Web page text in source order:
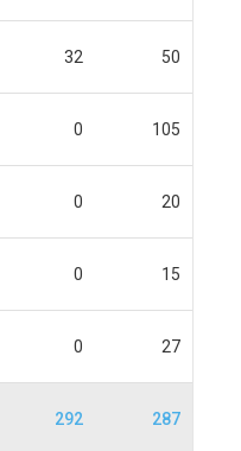
32 50
0 105
0 20
0 15
0 27
292 287